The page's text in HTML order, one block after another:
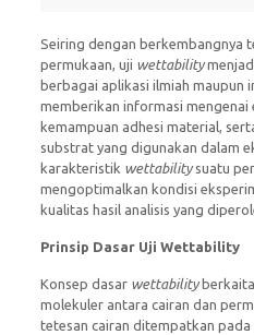
Seiring dengan berkembangnya
permukaan, uji wettability
berbagai aplikasi ilmiah maupun
memberikan informasi mengenai
kemampuan adhesi material,
substrat yang digunakan dalam
karakteristik wettabilitysuatu
mengoptimalkan kondisi
kualitas hasil analisis yang
Prinsip Dasar Uji Wettability
Konsep dasar wettability
molekuler antara cairan dan
tetesan cairan ditempatkan